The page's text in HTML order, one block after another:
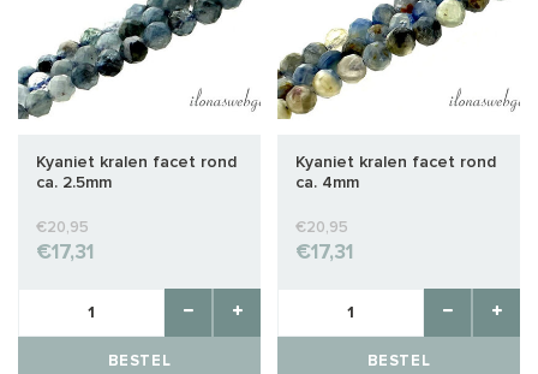
Kyaniet kralen facet rond
ca. 2.5mm
€20,95
€17,31
BESTEL
Kyaniet kralen facet rond
ca. 4mm
€20,95
€17,31
BESTEL